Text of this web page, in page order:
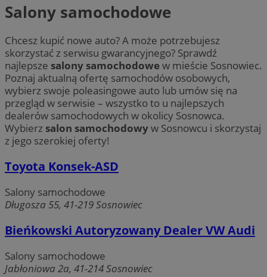
Salony samochodowe
Chcesz kupić nowe auto? A może potrzebujesz
skorzystać z serwisu gwarancyjnego? Sprawdź
najlepsze salony samochodowew mieście Sosnowiec.
Poznaj aktualną ofertę samochodów osobowych,
wybierz swoje poleasingowe auto lub umów się na
przegląd w serwisie – wszystko to u najlepszych
dealerów samochodowych w okolicy Sosnowca.
Wybierz salon samochodowyw Sosnowcu i skorzystaj
z jego szerokiej oferty!
Toyota Konsek-ASD
Salony samochodowe
Długosza 55, 41-219 Sosnowiec
Bieńkowski Autoryzowany Dealer VW Audi
Salony samochodowe
Jabłoniowa 2a, 41-214 Sosnowiec